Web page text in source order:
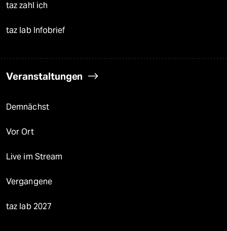
taz zahl ich
taz lab Infobrief
Veranstaltungen
Demnächst
Vor Ort
Live im Stream
Vergangene
taz lab 2027